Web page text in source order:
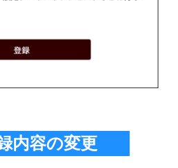
内容の変更